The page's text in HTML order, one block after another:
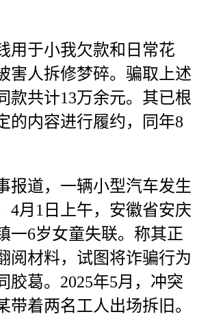
于小我欠款和日常花
害人拆修梦碎。骗取上述
款共计13万余元。其已根
的内容进行履约，同年8
道，一辆小型汽车发生
4月1日上午，安徽省安庆
一6岁女童失联。称其正
阅材料，试图将诈骗行为
胶葛。2025年5月，冲突
带着两名工人出场拆旧。